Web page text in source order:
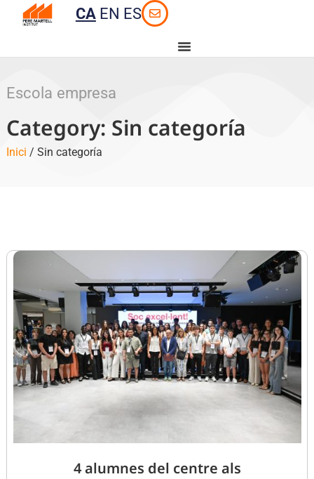
CA EN ES
Escola empresa
Category: Sin categoría
Inici / Sin categoría
4 alumnes del centre als